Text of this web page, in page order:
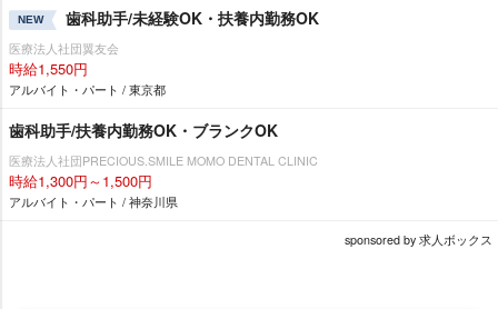
NEW 歯科助手/未経験OK・扶養内勤務OK
医療法人社団翼友会
時給1,550円
アルバイト・パート / 東京都
歯科助手/扶養内勤務OK・ブランクOK
医療法人社団PRECIOUS.SMILE MOMO DENTAL CLINIC
時給1,300円～1,500円
アルバイト・パート / 神奈川県
sponsored by 求人ボックス